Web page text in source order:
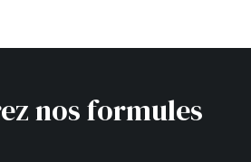
nos formules